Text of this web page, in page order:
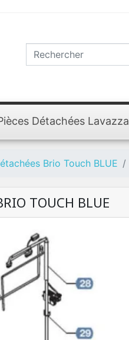
Détachées Lavazza
Brio Touch BLUE
TOUCH BLUE